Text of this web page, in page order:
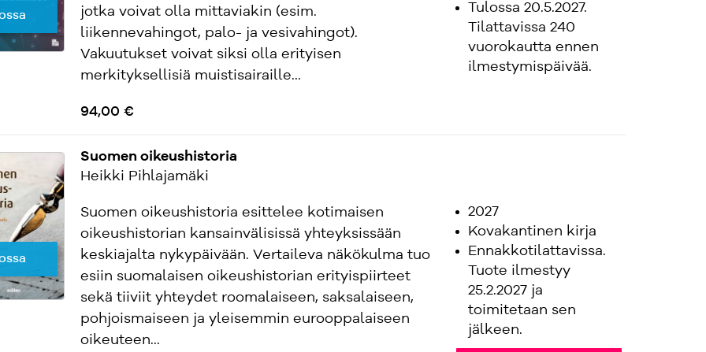
jotka voivat olla mittaviakin (esim.
liikennevahingot, palo- ja vesivahingot).
Vakuutukset voivat siksi olla erityisen
merkityksellisiä muistisairaille...
94,00 €
Tulossa 20.5.2027.
Tilattavissa 240
vuorokautta ennen
ilmestymispäivää.
Suomen oikeushistoria
Heikki Pihlajamäki
Suomen oikeushistoria esittelee kotimaisen
oikeushistorian kansainvälisissä yhteyksissään
keskiajalta nykypäivään. Vertaileva näkökulma tuo
esiin suomalaisen oikeushistorian erityispiirteet
sekä tiiviit yhteydet roomalaiseen, saksalaiseen,
pohjoismaiseen ja yleisemmin eurooppalaiseen
oikeuteen...
2027
Kovakantinen kirja
Ennakkotilattavissa.
Tuote ilmestyy
25.2.2027 ja
toimitetaan sen
jälkeen.